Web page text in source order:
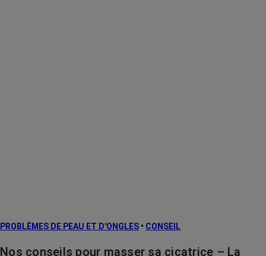
PROBLÈMES DE PEAU ET D'ONGLES • CONSEIL
Nos conseils pour masser sa cicatrice – La